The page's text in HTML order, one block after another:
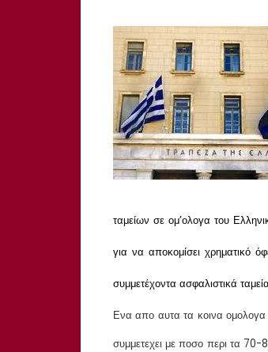
ταμείων σε ομ’ολογα του
για να αποκομίσει χρηματικό
συμμετέχοντα ασφαλιστικά
Ενα απο αυτα τα κοινα ομολογα
συμμετεχει με ποσο περι τα